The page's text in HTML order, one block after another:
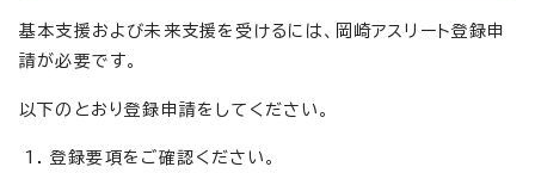
基本支援および未来支援を受けるには、岡崎アスリート登録申
請が必要です。
以下のとおり登録申請をしてください。
登録要項をご確認ください。